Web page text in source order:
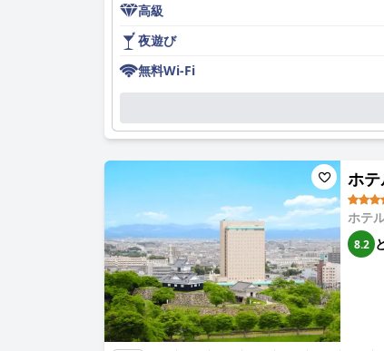
広々として手入れの行き届いた客室は際立
ームデザインが、安らぎと快適な環境を作
倒的に多くを占めています。
オークラアクトシティホテル浜松のスタッ
を高めています。特定のスタッフメンバー
ホテルは贅沢さを醸し出しており、お客様は
らに高めます。最上階からの印象的な眺めと
要約すると、オークラアクトシティホテル
提供し、旅行者にとって非常にお勧めの目的
高級
夜遊び
無料Wi-Fi
ホ
ホテ
8.2